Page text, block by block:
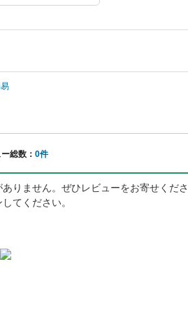
総数： 0件
りません。ぜひレビューをお寄せくだ
てください。